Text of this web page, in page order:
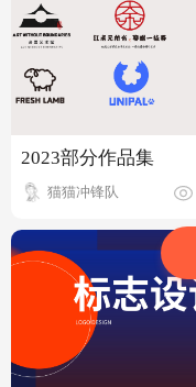
2023部分作品集
猫猫冲锋队